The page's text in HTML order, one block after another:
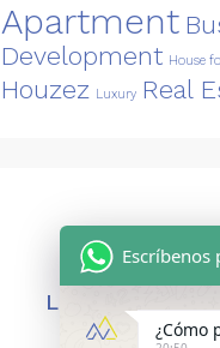
Apartment
Development House
Houzez Luxury Real
LEGAL
Escríbenos
¿Cómo